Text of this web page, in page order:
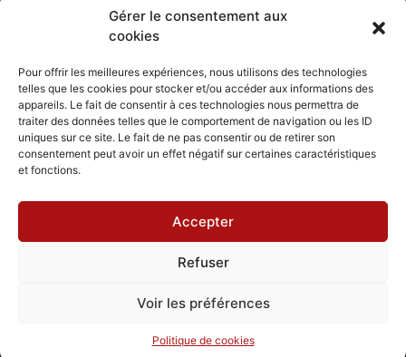
Gérer le consentement aux
cookies
Pour offrir les meilleures expériences, nous utilisons des technologies
telles que les cookies pour stocker et/ou accéder aux informations des
appareils. Le fait de consentir à ces technologies nous permettra de
traiter des données telles que le comportement de navigation ou les ID
uniques sur ce site. Le fait de ne pas consentir ou de retirer son
consentement peut avoir un effet négatif sur certaines caractéristiques
et fonctions.
Accepter
Refuser
Voir les préférences
Politique de cookies
Les compositeurs
Le répertoire
Inviter
Feedback
Les séjours
musicaux
Accordissimo
L'application
Politique de cookies